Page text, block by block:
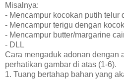
Misalnya:
- Mencampur kocokan putih telur
- Mencampur terigu dengan
- Mencampur butter/margarine
- DLL
Cara mengaduk adonan dengan
perhatikan gambar di atas (1-6).
1. Tuang bertahap bahan yang